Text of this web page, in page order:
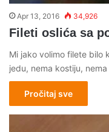
Apr 13, 2016 34,926
Fileti oslića sa
Mi jako volimo filete bilo
jedu, nema kostiju,
Pročitaj sve